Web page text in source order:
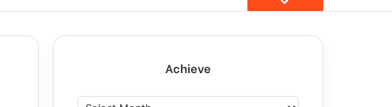
Achieve